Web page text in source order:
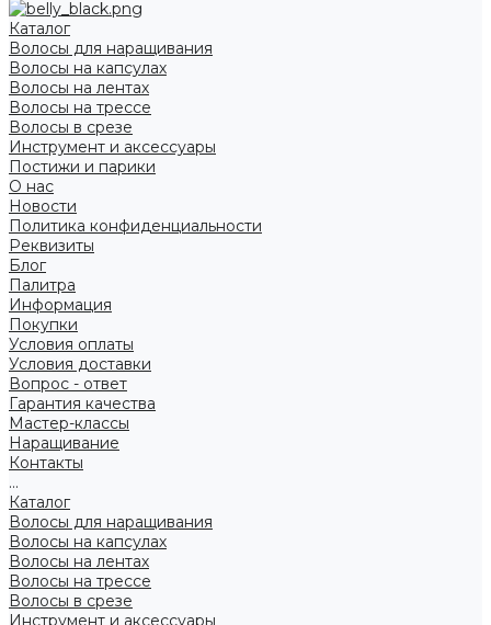
Каталог
Волосы для наращивания
Волосы на капсулах
Волосы на лентах
Волосы на трессе
Волосы в срезе
Инструмент и аксессуары
Постижи и парики
О нас
Новости
Политика конфиденциальности
Реквизиты
Блог
Палитра
Информация
Покупки
Условия оплаты
Условия доставки
Вопрос - ответ
Гарантия качества
Мастер-классы
Наращивание
Контакты
...
Каталог
Волосы для наращивания
Волосы на капсулах
Волосы на лентах
Волосы на трессе
Волосы в срезе
Инструмент и аксессуары